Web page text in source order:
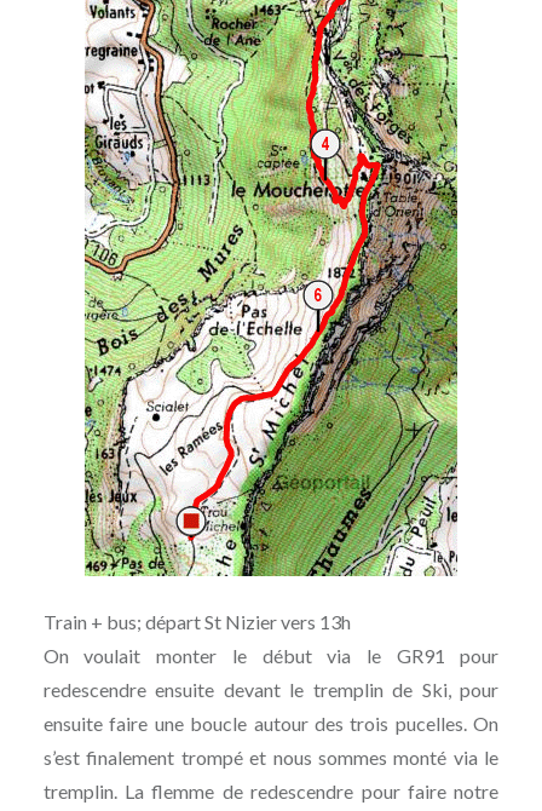
Train + bus; départ St Nizier vers 13h
On voulait monter le début via le GR91 pour
redescendre ensuite devant le tremplin de Ski, pour
ensuite faire une boucle autour des trois pucelles. On
s’est finalement trompé et nous sommes monté via le
tremplin. La flemme de redescendre pour faire notre